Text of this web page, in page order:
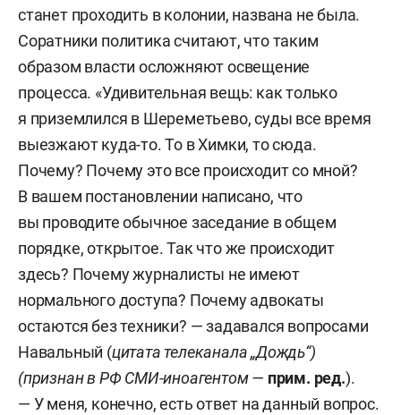
станет проходить в колонии, названа не была.
Соратники политика считают, что таким
образом власти осложняют освещение
процесса. «Удивительная вещь: как только
я приземлился в Шереметьево, суды все время
выезжают куда-то. То в Химки, то сюда.
Почему? Почему это все происходит со мной?
В вашем постановлении написано, что
вы проводите обычное заседание в общем
порядке, открытое. Так что же происходит
здесь? Почему журналисты не имеют
нормального доступа? Почему адвокаты
остаются без техники? — задавался вопросами
Навальный (цитата телеканала „Дождь“)
(признан в РФ СМИ-иноагентом — прим. ред.).
— У меня, конечно, есть ответ на данный вопрос.